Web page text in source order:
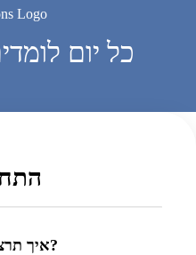
כל יום
איך תרצו להתחבר?